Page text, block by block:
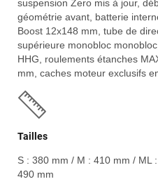
suspension Zero mis à jour,
géométrie avant, batterie
Boost 12x148 mm, tube de
supérieure monobloc
HHG, roulements étanches
mm, caches moteur exclusifs
Tailles
S : 380 mm / M : 410 mm / ML
490 mm